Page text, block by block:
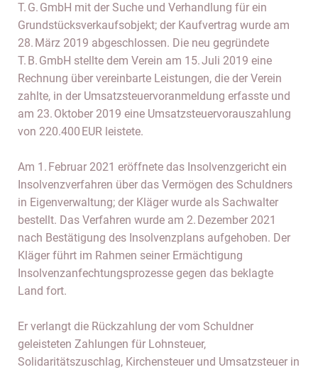
T. G. GmbH mit der Suche und Verhandlung für ein
Grundstücksverkaufsobjekt; der Kaufvertrag wurde am
28. März 2019 abgeschlossen. Die neu gegründete
T. B. GmbH stellte dem Verein am 15. Juli 2019 eine
Rechnung über vereinbarte Leistungen, die der Verein
zahlte, in der Umsatzsteuervoranmeldung erfasste und
am 23. Oktober 2019 eine Umsatzsteuervorauszahlung
von 220.400 EUR leistete.
Am 1. Februar 2021 eröffnete das Insolvenzgericht ein
Insolvenzverfahren über das Vermögen des Schuldners
in Eigenverwaltung; der Kläger wurde als Sachwalter
bestellt. Das Verfahren wurde am 2. Dezember 2021
nach Bestätigung des Insolvenzplans aufgehoben. Der
Kläger führt im Rahmen seiner Ermächtigung
Insolvenzanfechtungsprozesse gegen das beklagte
Land fort.
Er verlangt die Rückzahlung der vom Schuldner
geleisteten Zahlungen für Lohnsteuer,
Solidaritätszuschlag, Kirchensteuer und Umsatzsteuer in